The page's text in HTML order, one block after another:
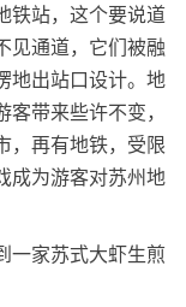
铁站，这个要说道
见通道，它们被融
地出站口设计。地
带来些许不变，
，再有地铁，受限
成为游客对苏州地
一家苏式大虾生煎